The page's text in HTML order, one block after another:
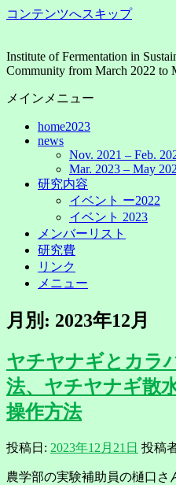
コンテンツへスキップ
Institute of Fermentation in
Community from March 2022 to
メインメニュー
home2023
news
Nov. 2021 – Feb.
Mar. 2023 – May
研究内容
イベント ー2022
イベント 2023
メンバーリスト
研究費
リンク
メニュー
月別: 2023年12月
ヤチヤナギとカラ
法、ヤチヤナギ散
操作方法
投稿日: 2023年12月21日 投稿
農学部の実験補助員の樋口さ